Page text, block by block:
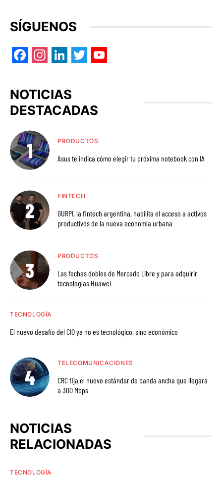
SÍGUENOS
NOTICIAS
DESTACADAS
PRODUCTOS
Asus te indica cómo elegir tu próxima notebook con IA
FINTECH
GURPI, la fintech argentina, habilita el acceso a activos
productivos de la nueva economía urbana
PRODUCTOS
Las fechas dobles de Mercado Libre y para adquirir
tecnologías Huawei
TECNOLOGÍA
El nuevo desafío del CIO ya no es tecnológico, sino económico
TELECOMUNICACIONES
CRC fija el nuevo estándar de banda ancha que llegará
a 300 Mbps
NOTICIAS
RELACIONADAS
TECNOLOGÍA